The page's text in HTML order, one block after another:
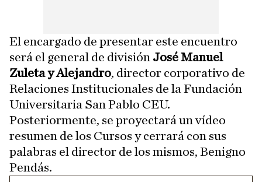
El encargado de presentar este encuentro
será el general de división José Manuel
Zuleta y Alejandro, director corporativo de
Relaciones Institucionales de la Fundación
Universitaria San Pablo CEU.
Posteriormente, se proyectará un vídeo
resumen de los Cursos y cerrará con sus
palabras el director de los mismos, Benigno
Pendás.